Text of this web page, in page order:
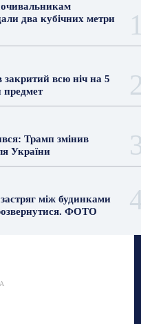
два кубічних метри
всю ніч на 5
предмет
Трамп змінив
України
між будинками
ФОТО